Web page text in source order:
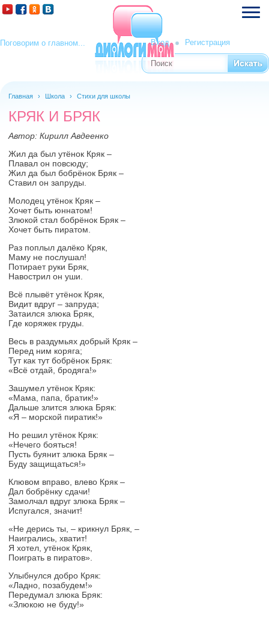
Поговорим о главном... Вход Регистрация
Форма поиска
Поиск
Главная › Школа › Стихи для школы
КРЯК И БРЯК
Автор: Кирилл Авдеенко
Жил да был утёнок Кряк –
Плавал он повсюду;
Жил да был бобрёнок Бряк –
Ставил он запруды.
Молодец утёнок Кряк –
Хочет быть юннатом!
Злюкой стал бобрёнок Бряк –
Хочет быть пиратом.
Раз поплыл далёко Кряк,
Маму не послушал!
Потирает руки Бряк,
Навострил он уши.
Всё плывёт утёнок Кряк,
Видит вдруг – запруда;
Затаился злюка Бряк,
Где коряжек груды.
Весь в раздумьях добрый Кряк –
Перед ним коряга;
Тут как тут бобрёнок Бряк:
«Всё отдай, бродяга!»
Зашумел утёнок Кряк:
«Мама, папа, братик!»
Дальше злится злюка Бряк:
«Я – морской пиратик!»
Но решил утёнок Кряк:
«Нечего бояться!
Пусть буянит злюка Бряк –
Буду защищаться!»
Клювом вправо, влево Кряк –
Дал бобрёнку сдачи!
Замолчал вдруг злюка Бряк –
Испугался, значит!
«Не дерись ты, – крикнул Бряк, –
Наигрались, хватит!
Я хотел, утёнок Кряк,
Поиграть в пиратов».
Улыбнулся добро Кряк:
«Ладно, позабудем!»
Передумал злюка Бряк:
«Злюкою не буду!»